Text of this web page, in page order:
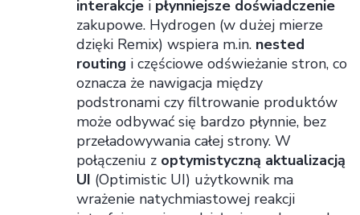
interakcje i płynniejsze doświadczenie
zakupowe. Hydrogen (w dużej mierze
dzięki Remix) wspiera m.in. nested
routing i częściowe odświeżanie stron, co
oznacza że nawigacja między
podstronami czy filtrowanie produktów
może odbywać się bardzo płynnie, bez
przeładowywania całej strony. W
połączeniu z optymistyczną aktualizacją
UI (Optimistic UI) użytkownik ma
wrażenie natychmiastowej reakcji